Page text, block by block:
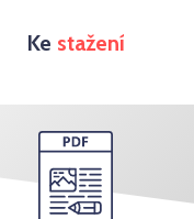
Ke stažení